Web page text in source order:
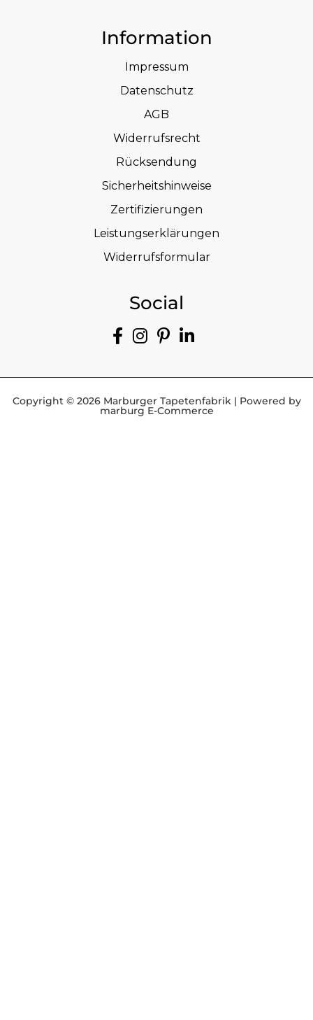
Information
Impressum
Datenschutz
AGB
Widerrufsrecht
Rücksendung
Sicherheitshinweise
Zertifizierungen
Leistungserklärungen
Widerrufsformular
Social
Copyright © 2026 Marburger Tapetenfabrik | Powered by
marburg E-Commerce